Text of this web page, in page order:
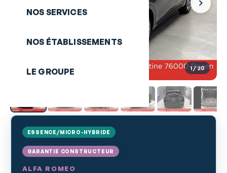
NOS SERVICES
NOS ÉTABLISSEMENTS
LE GROUPE 1/ 20
ESSENCE/MICRO-HYBRIDE
GARANTIE CONSTRUCTEUR
ALFA ROMEO